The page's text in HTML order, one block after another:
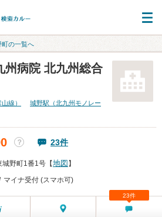
町の一覧へ
州病院 北九州総合
線）
城野駅（北九州モノレー
？ 23件
野町1番1号【地図 】
マイナ受付 (スマホ可)
23件